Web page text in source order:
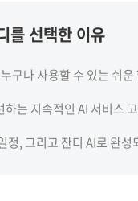
를 선택한 이유
구나 사용할 수 있는 쉬운
는 지속적인 AI 서비스
정, 그리고 잔디 AI로 완성